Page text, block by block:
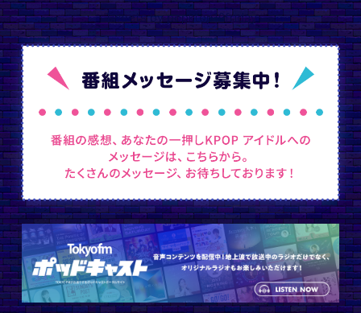
Tweets by popktop10friday